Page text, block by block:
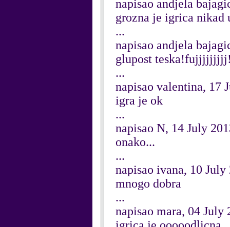
napisao andjela
grozna je igrica nikad
...
napisao andjela
glupost
...
napisao valentina, 17
igra je ok
...
napisao N, 14 July
onako...
...
napisao ivana, 10 July
mnogo dobra
...
napisao mara, 04 July